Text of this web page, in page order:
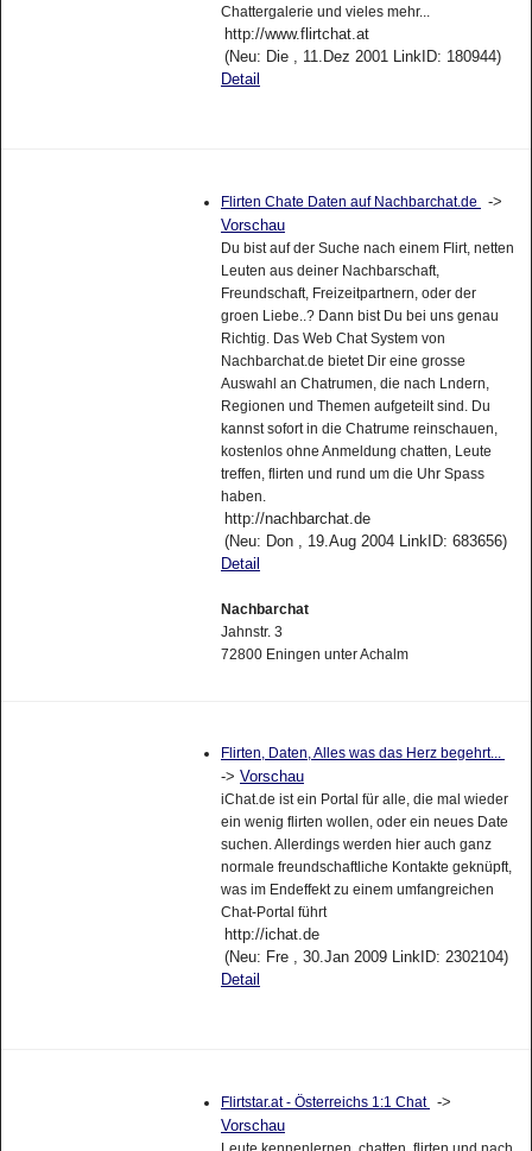
Chattergalerie und vieles mehr...
http://www.flirtchat.at
(Neu: Die , 11.Dez 2001 LinkID: 180944)
Detail
Flirten Chate Daten auf Nachbarchat.de
->
Vorschau
Du bist auf der Suche nach einem Flirt, netten
Leuten aus deiner Nachbarschaft,
Freundschaft, Freizeitpartnern, oder der
groen Liebe..? Dann bist Du bei uns genau
Richtig. Das Web Chat System von
Nachbarchat.de bietet Dir eine grosse
Auswahl an Chatrumen, die nach Lndern,
Regionen und Themen aufgeteilt sind. Du
kannst sofort in die Chatrume reinschauen,
kostenlos ohne Anmeldung chatten, Leute
treffen, flirten und rund um die Uhr Spass
haben.
http://nachbarchat.de
(Neu: Don , 19.Aug 2004 LinkID: 683656)
Detail
Nachbarchat
Jahnstr. 3
72800 Eningen unter Achalm
Flirten, Daten, Alles was das Herz begehrt...
-> Vorschau
iChat.de ist ein Portal für alle, die mal wieder
ein wenig flirten wollen, oder ein neues Date
suchen. Allerdings werden hier auch ganz
normale freundschaftliche Kontakte geknüpft,
was im Endeffekt zu einem umfangreichen
Chat-Portal führt
http://ichat.de
(Neu: Fre , 30.Jan 2009 LinkID: 2302104)
Detail
Flirtstar.at - Österreichs 1:1 Chat ->
Vorschau